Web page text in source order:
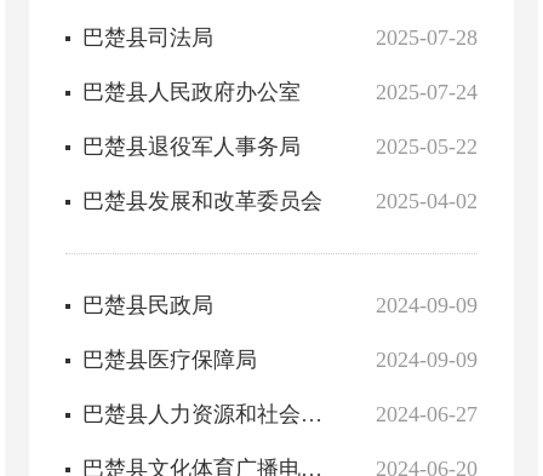
2025-07-28
巴楚县司法局
2025-07-24
巴楚县人民政府办公室
2025-05-22
巴楚县退役军人事务局
2025-04-02
巴楚县发展和改革委员会
2024-09-09
巴楚县民政局
2024-09-09
巴楚县医疗保障局
2024-06-27
巴楚县人力资源和社会保障局
2024-06-20
巴楚县文化体育广播电视和旅游局